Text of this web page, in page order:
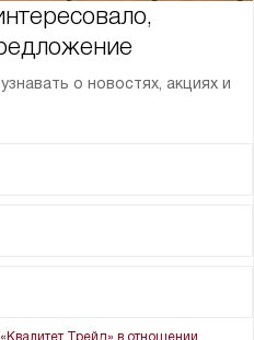
о новостях, акциях и
Трейд» в отношении